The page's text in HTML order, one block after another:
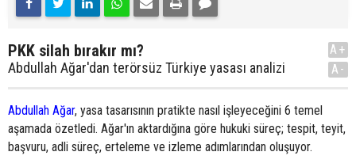
PKK silah bırakır mı?
Abdullah Ağar'dan terörsüz Türkiye yasası analizi
A+
A-
Abdullah Ağar, yasa tasarısının pratikte nasıl işleyeceğini 6 temel
aşamada özetledi. Ağar'ın aktardığına göre hukuki süreç; tespit, teyit,
başvuru, adli süreç, erteleme ve izleme adımlarından oluşuyor.